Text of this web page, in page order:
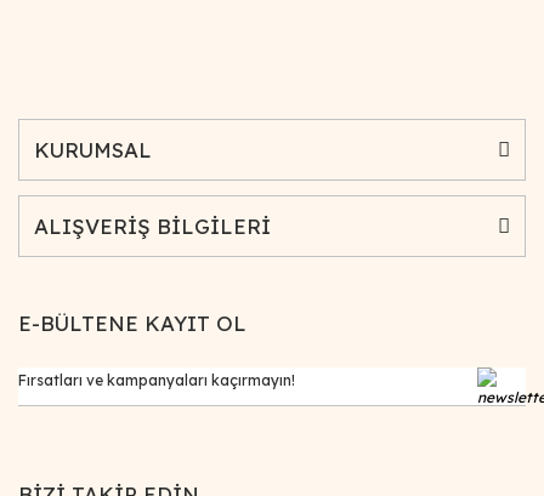
KURUMSAL
ALIŞVERİŞ BİLGİLERİ
E-BÜLTENE KAYIT OL